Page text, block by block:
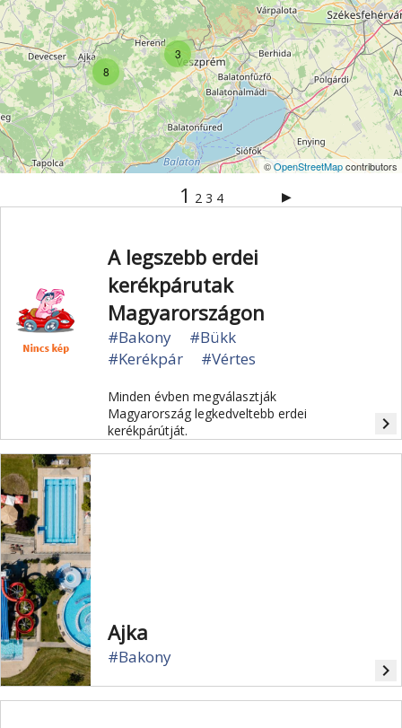
Vértes Veszprém Világörökség Visegrád
Vízesés Zala Zemplén Zselic
3
8
©OpenStreetMapcontributors
1 2 3 4 ▶
A legszebb erdei
kerékpárutak
Magyarországon
#Bakony
#Bükk
#Kerékpár
#Vértes
Minden évben megválasztják
Magyarország legkedveltebb erdei
kerékpárútját.
navigate_next
Ajka
#Bakony
navigate_next